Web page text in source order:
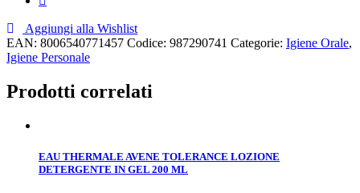
Aggiungi alla Wishlist
EAN: 8006540771457 Codice: 987290741 Categorie: Igiene Orale,
Igiene Personale
Prodotti correlati
EAU THERMALE AVENE TOLERANCE LOZIONE
DETERGENTE IN GEL 200 ML